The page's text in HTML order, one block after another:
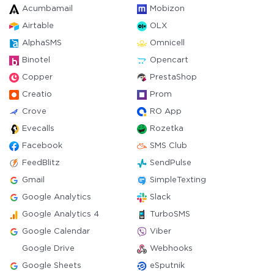
Acumbamail Mobizon
Airtable OLX
AlphaSMS Omnicell
Binotel Opencart
Copper PrestaShop
Creatio Prom
Crove RO App
Evecalls Rozetka
Facebook SMS Club
FeedBlitz SendPulse
Gmail SimpleTexting
Google Analytics Slack
Google Analytics 4 TurboSMS
Google Calendar Viber
Google Drive Webhooks
Google Sheets eSputnik